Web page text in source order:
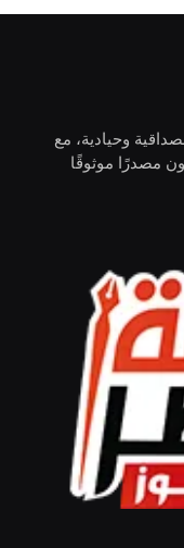
وحيادية، مع
مصدرًا موثوقًا